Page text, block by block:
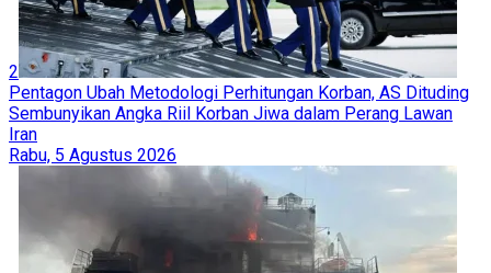
2
Pentagon Ubah Metodologi Perhitungan Korban, AS Dituding
Sembunyikan Angka Riil Korban Jiwa dalam Perang Lawan
Iran
Rabu, 5 Agustus 2026